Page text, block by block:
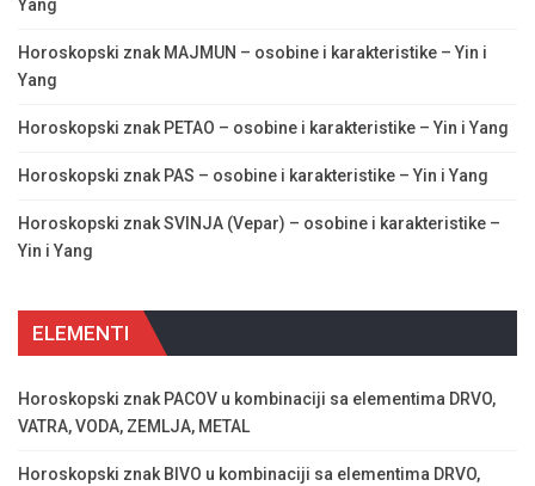
Yang
Horoskopski znak MAJMUN – osobine i karakteristike – Yin i
Yang
Horoskopski znak PETAO – osobine i karakteristike – Yin i Yang
Horoskopski znak PAS – osobine i karakteristike – Yin i Yang
Horoskopski znak SVINJA (Vepar) – osobine i karakteristike –
Yin i Yang
ELEMENTI
Horoskopski znak PACOV u kombinaciji sa elementima DRVO,
VATRA, VODA, ZEMLJA, METAL
Horoskopski znak BIVO u kombinaciji sa elementima DRVO,